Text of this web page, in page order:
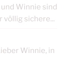
Winnie sind
völlig sichere...
Winnie, in